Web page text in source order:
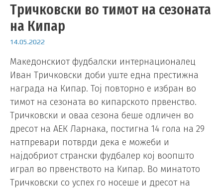
Тричковски во тимот на сезоната
на Кипар
14.05.2022
Македонскиот фудбалски интернационалец
Иван Тричковски доби уште една престижна
награда на Кипар. Тој повторно е избран во
тимот на сезоната во кипарското првенство.
Тричковски и оваа сезона беше одличен во
дресот на АЕК Ларнака, постигна 14 гола на 29
натпревари потврди дека е можеби и
најдобриот странски фудбалер кој воопшто
играл во првенството на Кипар. Во минатото
Тричковски со успех го носеше и дресот на